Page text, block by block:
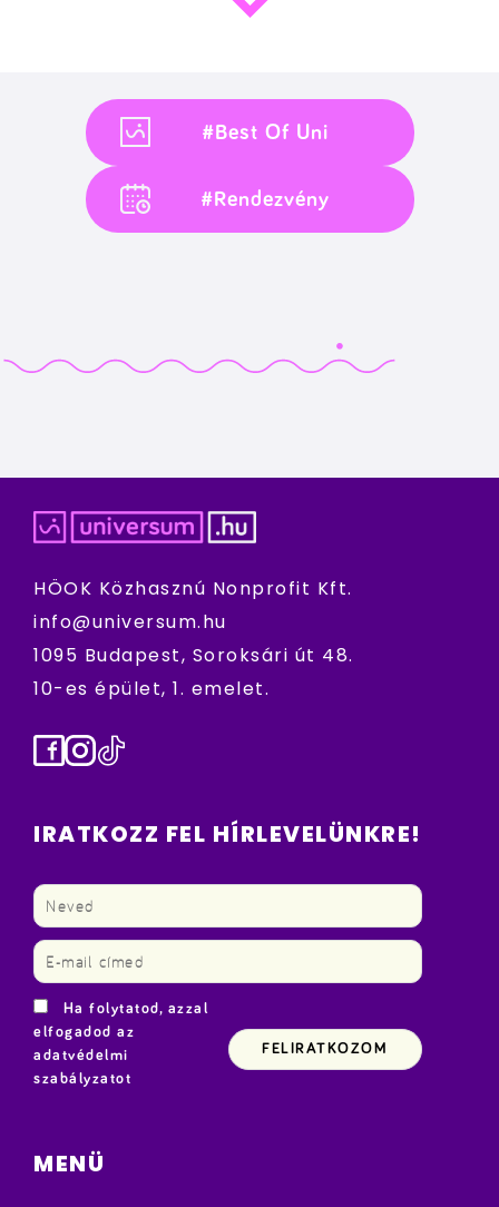
#Best Of Uni
#Rendezvény
HÖOK Közhasznú Nonprofit Kft.
info@universum.hu
1095 Budapest, Soroksári út 48.
10-es épület, 1. emelet.
Facebook
Instagram
TikTok
IRATKOZZ FEL HÍRLEVELÜNKRE!
Ha folytatod, azzal
elfogadod az
adatvédelmi
szabályzatot
MENÜ